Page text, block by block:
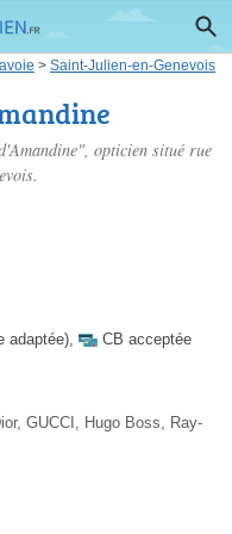
> Saint-Julien-en-Genevois
opticien situé rue
adaptée),
CB acceptée
GUCCI, Hugo Boss, Ray-